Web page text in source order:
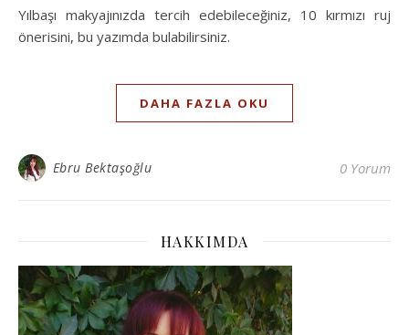
Yılbaşı makyajınızda tercih edebileceğiniz, 10 kırmızı ruj
önerisini, bu yazımda bulabilirsiniz.
DAHA FAZLA OKU
Ebru Bektaşoğlu 0 Yorum
HAKKIMDA